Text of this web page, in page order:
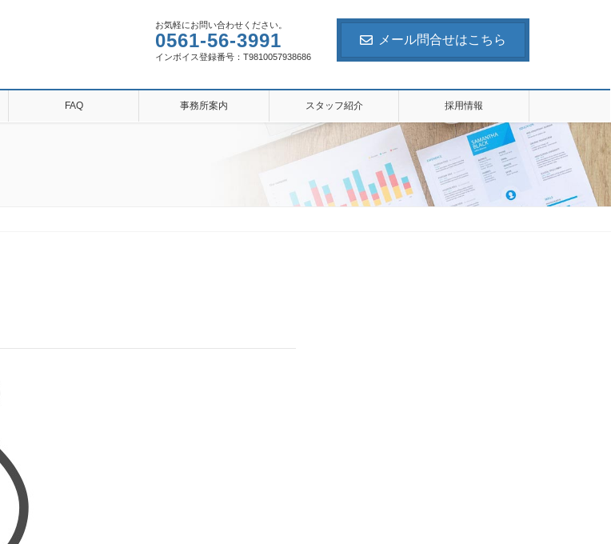
お気軽にお問い合わせください。
0561-56-3991
インボイス登録番号：T9810057938686
メール問合せはこちら
FAQ 事務所案内 スタッフ紹介 採用情報